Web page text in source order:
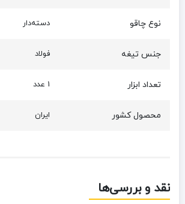
نوع چاقو دسته‌دار
جنس تیغه فولاد
تعداد ابزار 1 عدد
محصول کشور ایران
نقد و بررسی‌ها